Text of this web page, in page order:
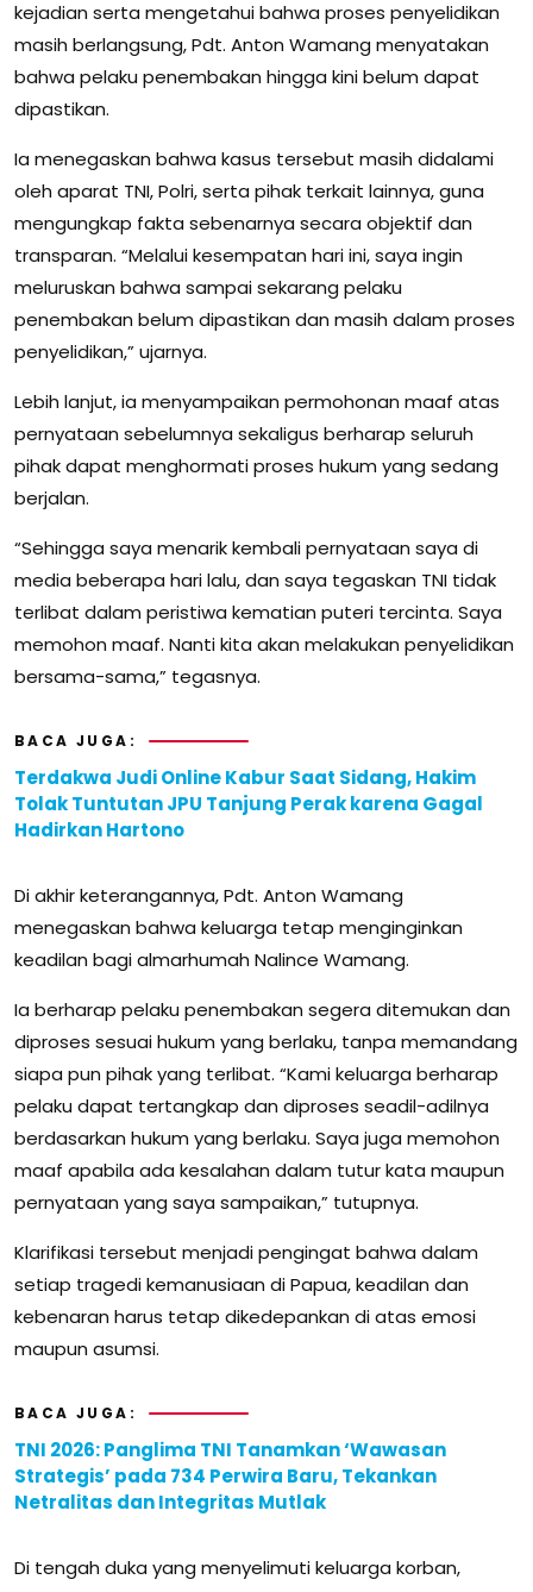
kejadian serta mengetahui bahwa proses penyelidikan
masih berlangsung, Pdt. Anton Wamang menyatakan
bahwa pelaku penembakan hingga kini belum dapat
dipastikan.
Ia menegaskan bahwa kasus tersebut masih didalami
oleh aparat TNI, Polri, serta pihak terkait lainnya, guna
mengungkap fakta sebenarnya secara objektif dan
transparan. “Melalui kesempatan hari ini, saya ingin
meluruskan bahwa sampai sekarang pelaku
penembakan belum dipastikan dan masih dalam proses
penyelidikan,” ujarnya.
Lebih lanjut, ia menyampaikan permohonan maaf atas
pernyataan sebelumnya sekaligus berharap seluruh
pihak dapat menghormati proses hukum yang sedang
berjalan.
“Sehingga saya menarik kembali pernyataan saya di
media beberapa hari lalu, dan saya tegaskan TNI tidak
terlibat dalam peristiwa kematian puteri tercinta. Saya
memohon maaf. Nanti kita akan melakukan penyelidikan
bersama-sama,” tegasnya.
BACA JUGA:
Terdakwa Judi Online Kabur Saat Sidang, Hakim
Tolak Tuntutan JPU Tanjung Perak karena Gagal
Hadirkan Hartono
Di akhir keterangannya, Pdt. Anton Wamang
menegaskan bahwa keluarga tetap menginginkan
keadilan bagi almarhumah Nalince Wamang.
Ia berharap pelaku penembakan segera ditemukan dan
diproses sesuai hukum yang berlaku, tanpa memandang
siapa pun pihak yang terlibat. “Kami keluarga berharap
pelaku dapat tertangkap dan diproses seadil-adilnya
berdasarkan hukum yang berlaku. Saya juga memohon
maaf apabila ada kesalahan dalam tutur kata maupun
pernyataan yang saya sampaikan,” tutupnya.
Klarifikasi tersebut menjadi pengingat bahwa dalam
setiap tragedi kemanusiaan di Papua, keadilan dan
kebenaran harus tetap dikedepankan di atas emosi
maupun asumsi.
BACA JUGA:
TNI 2026: Panglima TNI Tanamkan ‘Wawasan
Strategis’ pada 734 Perwira Baru, Tekankan
Netralitas dan Integritas Mutlak
Di tengah duka yang menyelimuti keluarga korban,